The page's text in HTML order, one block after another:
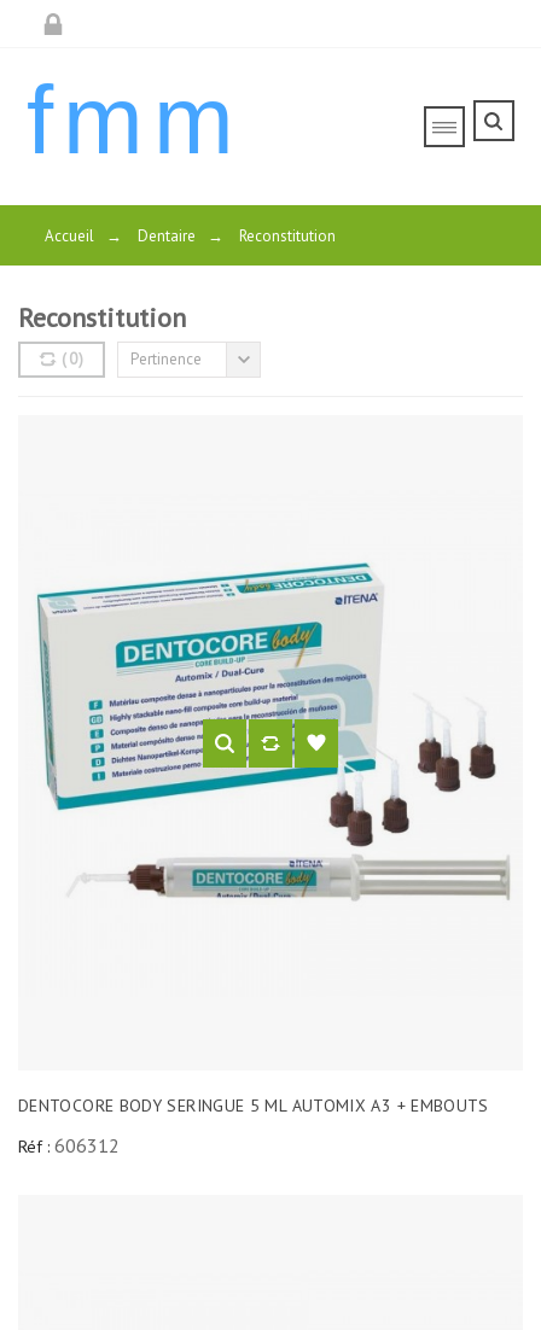
fmm
Accueil → Dentaire → Reconstitution
Reconstitution
(0) Pertinence
DENTOCORE BODY SERINGUE 5 ML AUTOMIX A3 + EMBOUTS
Réf : 606312